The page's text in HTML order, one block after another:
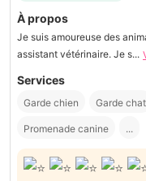
À propos
Je suis amoureuse des
assistant vétérinaire. Je s...
Services
Garde chien Garde chat
Promenade canine ...